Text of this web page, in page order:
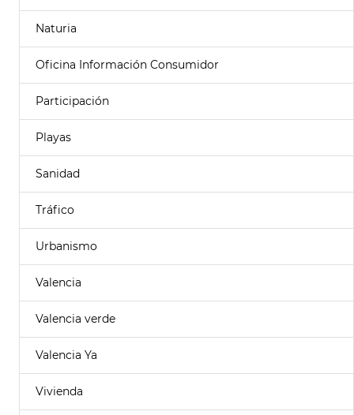
Naturia
Oficina Información Consumidor
Participación
Playas
Sanidad
Tráfico
Urbanismo
Valencia
Valencia verde
Valencia Ya
Vivienda